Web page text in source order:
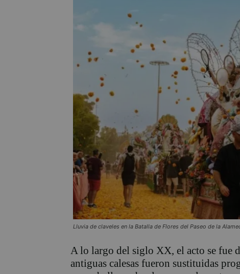
Lluvia de claveles en la Batalla de Flores del Paseo de la
A lo largo del siglo XX, el acto se fue
antiguas calesas fueron sustituidas